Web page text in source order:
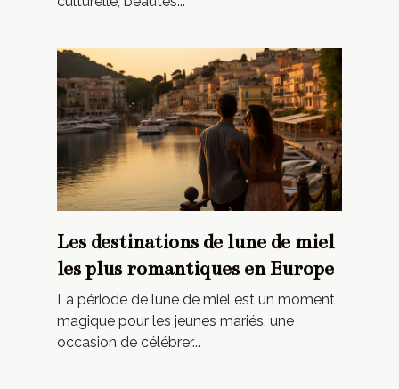
Les destinations de lune de miel
les plus romantiques en Europe
La période de lune de miel est un moment
magique pour les jeunes mariés, une
occasion de célébrer...